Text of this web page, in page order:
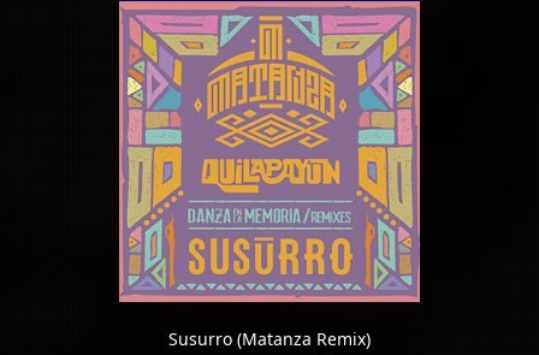
Susurro (Matanza Remix)